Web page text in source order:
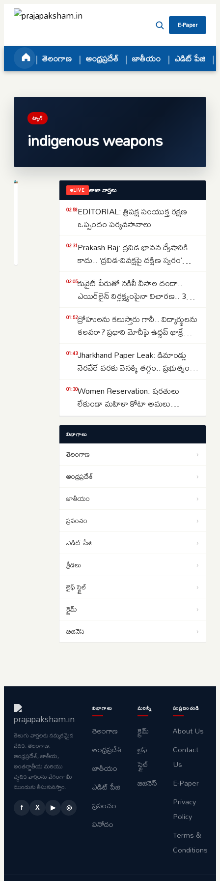
Skip to content
E-Paper
తెలంగాణ ఆంధ్రప్రదేశ్ జాతీయం ఎడిట్ పేజి
ట్యాగ్
indigenous weapons
LIVE తాజా వార్తలు
02:58EDITORIAL: త్రిపక్ష సంయుక్త రక్షణ
ఒప్పందం పర్యవసానాలు
02:31Prakash Raj: ద్రవిడ భావన ద్వేషానికి
కాదు.. ‘ద్రవిడ-వివక్షపై దక్షిణ స్వరం’
02:05కువైట్ పేరుతో నకిలీ వీసాల దందా..
ఎయిర్‌లైన్ నిర్లక్ష్యంపైనా విచారణ.. 39
01:52ద్రోహులను కలుస్తారు గానీ.. విద్యార్థులను
కలవరా? ప్రధాని మోదీపై ఉద్ధవ్ థాక్రే
01:43Jharkhand Paper Leak: డిమాండ్లు
నెరవేరే వరకు వెనక్కి తగ్గం.. ప్రభుత్వంతో
01:30Women Reservation: షరతులు
లేకుండా మహిళా కోటా అమలు
చేయాలి.. రాహుల్ గాంధీ డిమాండ్
01:13Strait of Hormuz: హోర్ముజ్ జలసంధిని
తెరవాలంటే ఇరాన్‌తో ట్రంప్ రాజీ
పడాల్సిందే
ఇరాన్ యుద్ధం నుంచి బయటపడదాం..
ట్రంప్‌కు సెంట్కామ్ అధిపతి డాన్ కెయిన్
విభాగాలు
తెలంగాణ ›
ఆంధ్రప్రదేశ్ ›
జాతీయం ›
ప్రపంచం ›
ఎడిట్ పేజి ›
క్రీడలు ›
లైఫ్ స్టైల్ ›
క్రైమ్ ›
బిజినెస్ ›
తెలుగు వార్తలకు నమ్మకమైన
వేదిక. తెలంగాణ,
ఆంధ్రప్రదేశ్, జాతీయ,
అంతర్జాతీయ మరియు
స్థానిక వార్తలను వేగంగా మీ
ముందుకు తీసుకువస్తాం.
f X ▶ ◎
విభాగాలు
తెలంగాణ
ఆంధ్రప్రదేశ్
జాతీయం
ఎడిట్ పేజి
ప్రపంచం
వినోదం
మరిన్నీ
క్రైమ్
లైఫ్
స్టైల్
బిజినెస్
సంప్రదించండి
About Us
Contact
Us
E-Paper
Privacy
Policy
Terms &
Conditions